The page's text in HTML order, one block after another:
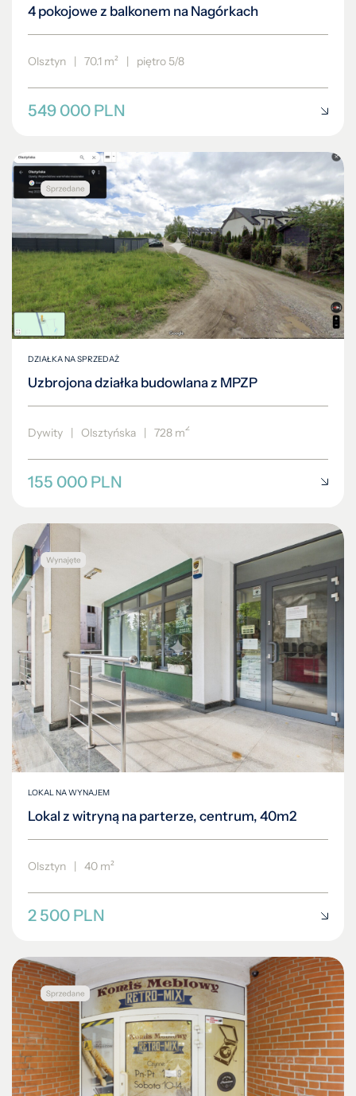
4 pokojowe z balkonem na Nagórkach
Olsztyn 70.1 m² piętro 5/8
549 000 PLN
DZIAŁKA NA SPRZEDAŻ
Uzbrojona działka budowlana z MPZP
Dywity | Olsztyńska | 728 m2
155 000 PLN
LOKAL NA WYNAJEM
Lokal z witryną na parterze, centrum, 40m2
Olsztyn | 40 m²
2 500 PLN